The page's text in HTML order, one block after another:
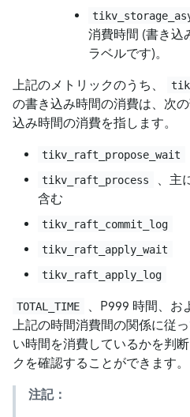
消費時間 (書き込
ラベルです)。
上記のメトリックのうち、
の書き込み時間の消費は、次
込み時間の消費を指します。
tikv_raft_propose_wait
tikv_raft_process
、主
含む
tikv_raft_commit_log
tikv_raft_apply_wait
tikv_raft_apply_log
TOTAL_TIME
、P999 時間、お
上記の時間消費間の関係に従
い時間を消費しているかを判
クを確認することができます。
注記：